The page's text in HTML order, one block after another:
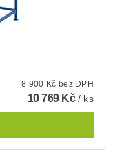
8 900 Kč bez DPH
10 769 Kč/ ks